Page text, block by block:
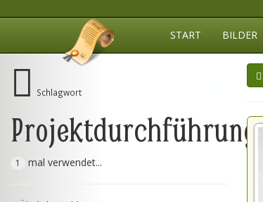
START BILDER
Schlagwort
Projektdurchführung
1 mal verwendet...